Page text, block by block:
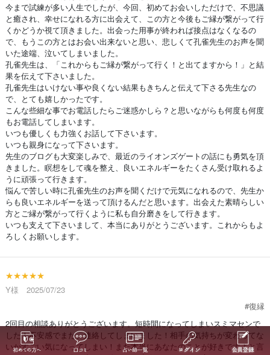
今まで試練が多い人生でしたが、今回、初めてお会いしただけで、不思議
と癒され、幸せになれる方に出会えて、この方と今後もご縁が繋がって行
くかどうか視て頂きました。出会った用事が終われば接点はなくなるの
で、もうこの方とはお会い出来ないと思い、悲しくて孔雀先生のお声を聞
いた途端、泣いてしまいました。
孔雀先生は、「これからもご縁が繋がって行く！と出てますから！」と結
果を伝えて下さいました。
孔雀先生はいけない事や良くない結果もきちんと伝えて下さる先生なの
で、とても嬉しかったです。
こんな些細な事でお電話したらご迷惑かしら？と思いながらも何度も何度
もお電話してしまいます。
いつも優しくも力強くお話して下さいます。
いつも親身になって下さいます。
先生のブログも大変楽しみで、最近のライオンズゲートの話にも勇気を頂
きました。瞑想をして魂を整え、良いエネルギーをたくさん受け取れるよ
うに頑張って行きます。
悩んで苦しい時に孔雀先生のお声を聞くだけで元気になれるので、先生か
らも良いエネルギーを送って頂けるんだと思います。出会えた素晴らしい
方とご縁が繋がって行くように私も自分磨きをして行きます。
いつも支えて下さいまして、本当にありがとうございます。これからもよ
ろしくお願いします。
★★★★★
Y様 2025/07/23
#復縁
2回目の相談ありがとうございます。短時間になってしまいスミマセンで
した！不安感でまた、連絡してしまいました！相手の気持ちが変わってな
いかすごい気になってしまい！また本当にあなたのことが好きですよと言